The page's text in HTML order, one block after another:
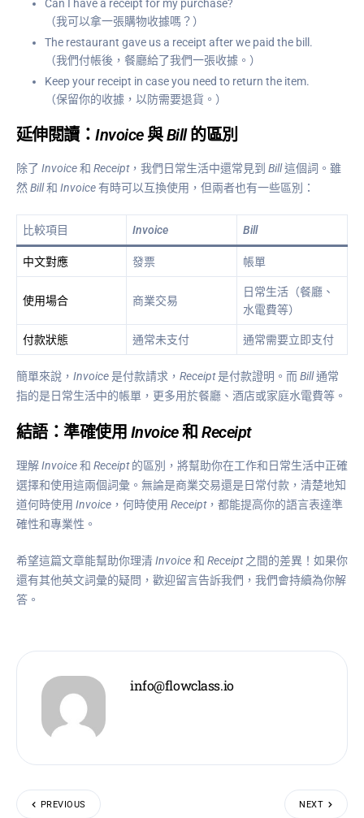
Can I have a receipt for my purchase?
（我可以拿一張購物收據嗎？）
The restaurant gave us a receipt after we paid the bill.
（我們付帳後，餐廳給了我們一張收據。）
Keep your receipt in case you need to return the item.
（保留你的收據，以防需要退貨。）
延伸閱讀：Invoice與Bill的區別
除了 Invoice和 Receipt，我們日常生活中還常見到 Bill這個詞。雖
然Bill和 Invoice有時可以互換使用，但兩者也有一些區別：
比較項目 Invoice Bill
中文對應 發票 帳單
使用場合 商業交易
日常生活（餐廳、
水電費等）
付款狀態 通常未支付 通常需要立即支付
簡單來說， Invoice是付款請求， Receipt是付款證明。而Bill通常
指的是日常生活中的帳單，更多用於餐廳、酒店或家庭水電費等。
結語：準確使用 Invoice和Receipt
理解Invoice和 Receipt的區別，將幫助你在工作和日常生活中正確
選擇和使用這兩個詞彙。無論是商業交易還是日常付款，清楚地知
道何時使用 Invoice ，何時使用 Receipt，都能提高你的語言表達準
確性和專業性。
希望這篇文章能幫助你理清Invoice和 Receipt之間的差異！如果你
還有其他英文詞彙的疑問，歡迎留言告訴我們，我們會持續為你解
答。
info@flowclass.io
PREVIOUS NEXT